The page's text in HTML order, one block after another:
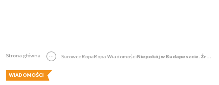
Strona główna SurowceRopaRopa Wiadomości Niepokój w Budapeszcie. Źródło taniej rosyjskiej ropy coraz bardziej wysycha
WIADOMOŚCI